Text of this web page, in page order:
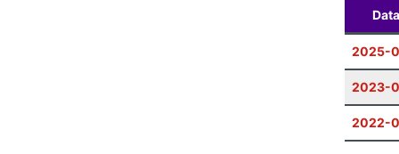
Data
2025-
2023-
2022-